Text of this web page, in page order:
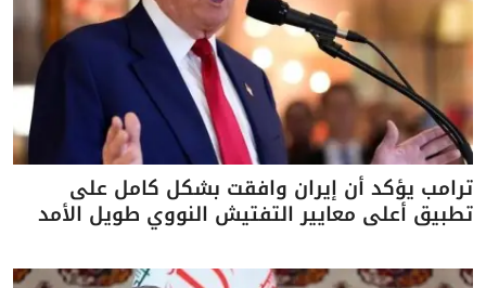
ترامب يؤكد أن إيران وافقت بشكل كامل على
تطبيق أعلى معايير التفتيش النووي طويل الأمد